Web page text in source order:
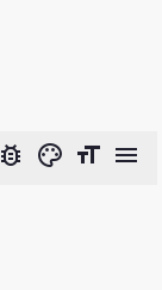
bug_report color_lens format_size menu